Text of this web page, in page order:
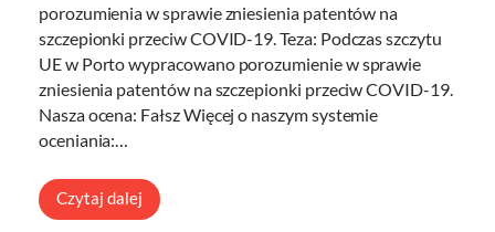
porozumienia w sprawie zniesienia patentów na
szczepionki przeciw COVID-19. Teza: Podczas szczytu
UE w Porto wypracowano porozumienie w sprawie
zniesienia patentów na szczepionki przeciw COVID-19.
Nasza ocena: Fałsz Więcej o naszym systemie
oceniania:…
Czytaj dalej